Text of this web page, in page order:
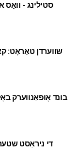
סטילינג - וואָס
בונד אָופּאַנווערק
די ניראַסט